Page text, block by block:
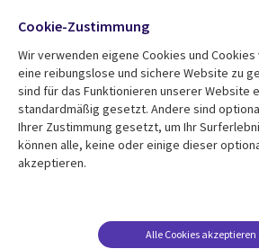
Mediathek
Library
GERMANY
Aktuelles
Folgen Sie uns
Social
Media
GERMANY
Cookie-Zustimmung
Wir verwenden eigene Cookies und
eine reibungslose und sichere Website zu
sind für das Funktionieren unserer Website
standardmäßig gesetzt. Andere sind
Ihrer Zustimmung gesetzt, um Ihr
können alle, keine oder einige dieser
akzeptieren.
Alle Cookies akzeptieren